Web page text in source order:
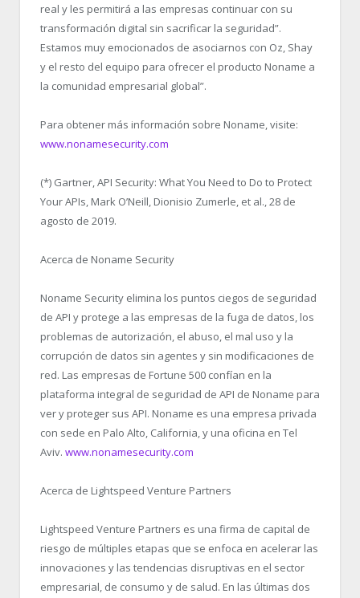
real y les permitirá a las empresas continuar con su
transformación digital sin sacrificar la seguridad”.
Estamos muy emocionados de asociarnos con Oz, Shay
y el resto del equipo para ofrecer el producto Noname a
la comunidad empresarial global”.
Para obtener más información sobre Noname, visite:
www.nonamesecurity.com
(*) Gartner, API Security: What You Need to Do to Protect
Your APIs, Mark O’Neill, Dionisio Zumerle, et al., 28 de
agosto de 2019.
Acerca de Noname Security
Noname Security elimina los puntos ciegos de seguridad
de API y protege a las empresas de la fuga de datos, los
problemas de autorización, el abuso, el mal uso y la
corrupción de datos sin agentes y sin modificaciones de
red. Las empresas de Fortune 500 confían en la
plataforma integral de seguridad de API de Noname para
ver y proteger sus API. Noname es una empresa privada
con sede en Palo Alto, California, y una oficina en Tel
Aviv. www.nonamesecurity.com
Acerca de Lightspeed Venture Partners
Lightspeed Venture Partners es una firma de capital de
riesgo de múltiples etapas que se enfoca en acelerar las
innovaciones y las tendencias disruptivas en el sector
empresarial, de consumo y de salud. En las últimas dos